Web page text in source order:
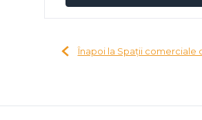
Înapoi la Spații comerciale